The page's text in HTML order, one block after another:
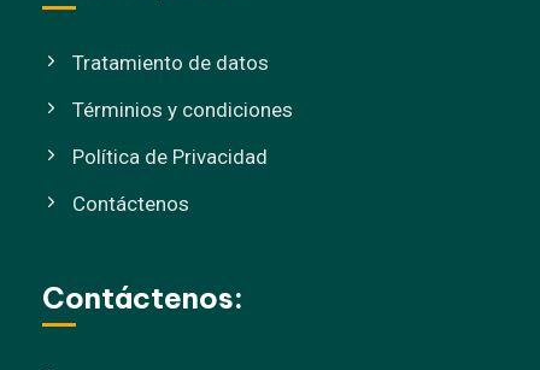
Tratamiento de datos
Términios y condiciones
Política de Privacidad
Contáctenos
Contáctenos: